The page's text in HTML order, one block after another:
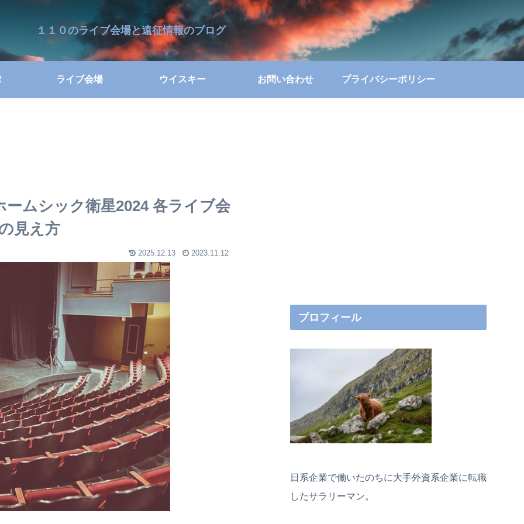
１１０のライブ会場と遠征情報のブログ
ライブ会場 ウイスキー お問い合わせ プライバシーポリシー
ムシック衛星2024 各ライブ会
見え方
2025.12.13 2023.11.12
プロフィール
日系企業で働いたのちに大手外資系企業に転職
したサラリーマン。